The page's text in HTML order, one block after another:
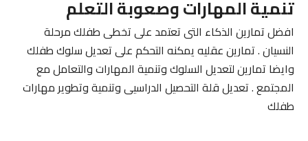
تنمية المهارات وصعوبة التعلم
افضل تمارين الذكاء التى تعتمد على تخطى طفلك مرحلة
النسيان . تمارين عقليه يمكنه التحكم على تعديل سلوك طفلك
وايضا تمارين لتعديل السلوك وتنمية المهارات والتعامل مع
المجتمع . تعديل قلة التحصيل الدراسيى وتنمية وتطوير مهارات
طفلك